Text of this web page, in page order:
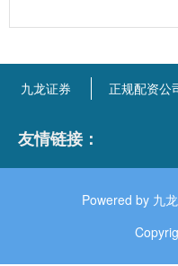
九龙证券 正规配资公
友情链接：
Powered by 九